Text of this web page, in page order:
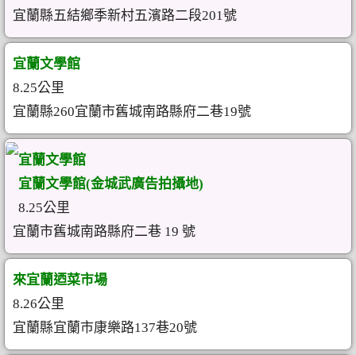
宜蘭縣五結鄉季新村五濱路二段201號
宜蘭文學館
8.25公里
宜蘭縣260宜蘭市舊城南路縣府二巷19號
宜蘭文學館
宜蘭文學館(金城武廣告拍攝地)
8.25公里
宜蘭市舊城南路縣府二巷 19 號
來宜蘭迺菜市場
8.26公里
宜蘭縣宜蘭市康樂路137巷20號